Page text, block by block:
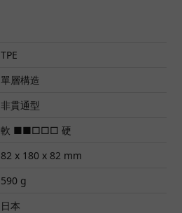
TPE
單層構造
非貫通型
軟 ■■□□□ 硬
82 x 180 x 82 mm
590 g
日本